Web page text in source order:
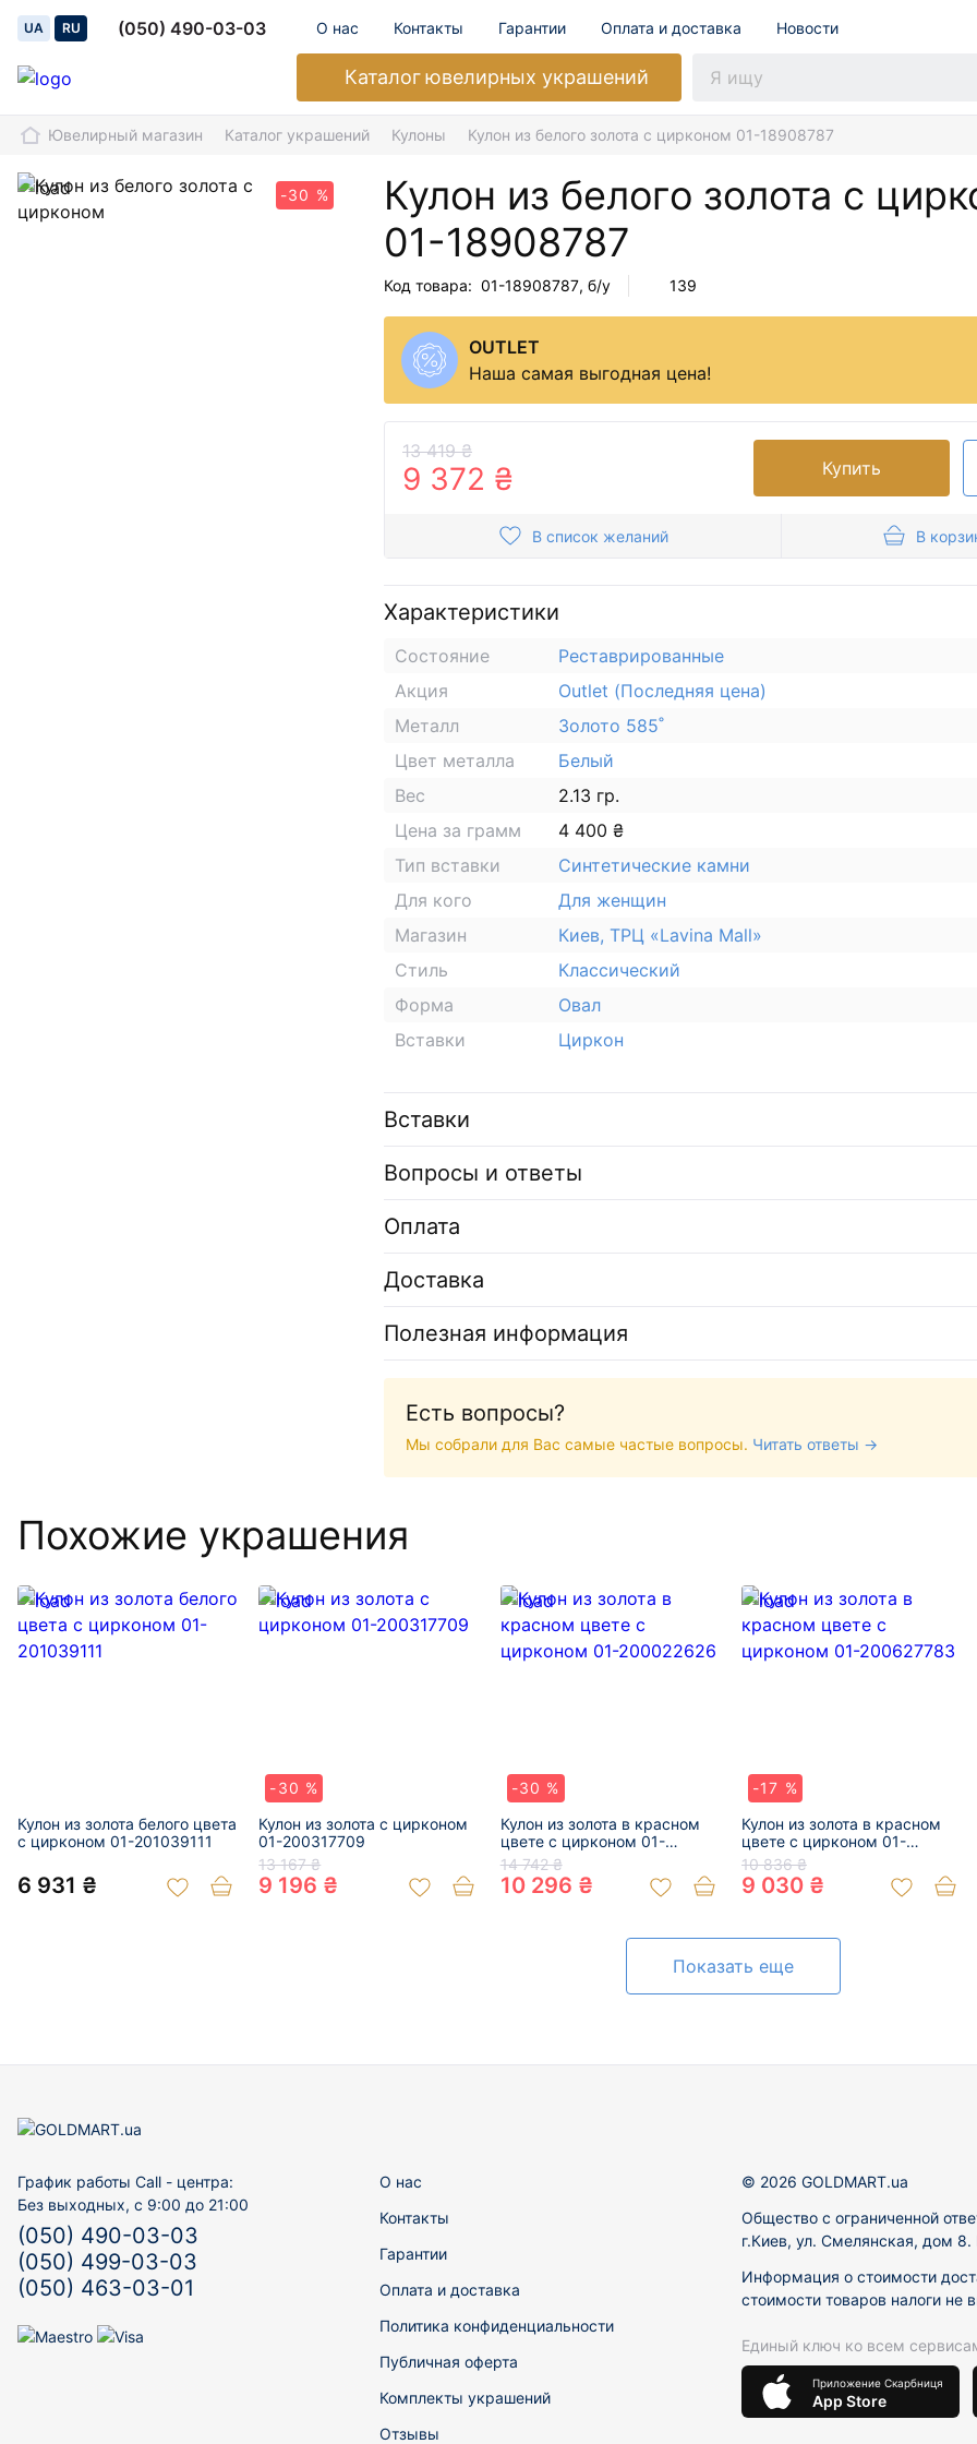
UA RU (050) 490-03-03 О нас Контакты Гарантии Оплата и доставка Новости
Каталогювелирных украшений
Ювелирный магазин Каталог украшений Кулоны Кулон из белого золота с цирконом 01-18908787
-30 %
Кулон из белого золота с
01-18908787
Код товара: 01-18908787, б/у 139
OUTLET
Наша самая выгодная цена!
13 419 ₴
9 372 ₴ Купить
В список желаний В
Характеристики
Состояние
Реставрированные
Акция
Outlet (Последняя цена)
Металл
Золото 585˚
Цвет металла
Белый
Вес
2.13 гр.
Цена за грамм
4 400 ₴
Тип вставки
Синтетические камни
Для кого
Для женщин
Магазин
Киев, ТРЦ «Lavina Mall»
Стиль
Классический
Форма
Овал
Вставки
Циркон
Вставки
Вопросы и ответы
Оплата
Доставка
Полезная информация
Есть вопросы?
Мы собрали для Вас самые частые вопросы. Читать ответы →
Похожие украшения
Кулон из золота белого цвета
с цирконом 01-201039111
6 931 ₴
-30 %
Кулон из золота с цирконом
01-200317709
13 167 ₴
9 196 ₴
-30 %
Кулон из золота в красном
цвете с цирконом 01-
200022626
14 742 ₴
10 296 ₴
-17 %
Кулон из золота в красном
цвете с цирконом 01-
200627783
10 836 ₴
9 030 ₴
Показать еще
График работы Call - центра:
Без выходных, с 9:00 до 21:00
(050) 490-03-03
(050) 499-03-03
(050) 463-03-01
О нас
Контакты
Гарантии
Оплата и доставка
Политика конфиденциальности
Публичная оферта
Комплекты украшений
Отзывы
© 2026 GOLDMART.ua
Общество с ограниченной
г.Киев, ул. Смелянская, дом
Информация о стоимости
стоимости товаров налоги не
Единый ключ ко всем
Приложение Скарбниця
App Store